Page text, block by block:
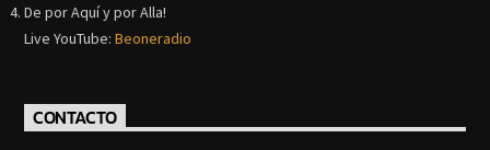
De por Aquí y por Alla!
Live YouTube:Beoneradio
CONTACTO